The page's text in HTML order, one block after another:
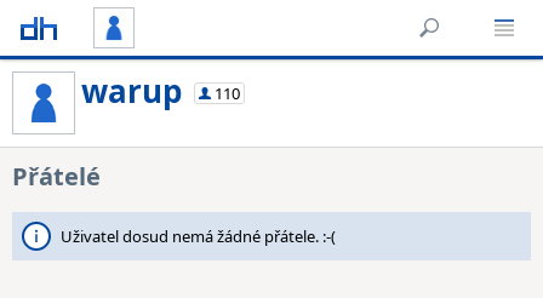
warup 110
Přátelé
Uživatel dosud nemá žádné přátele. :-(